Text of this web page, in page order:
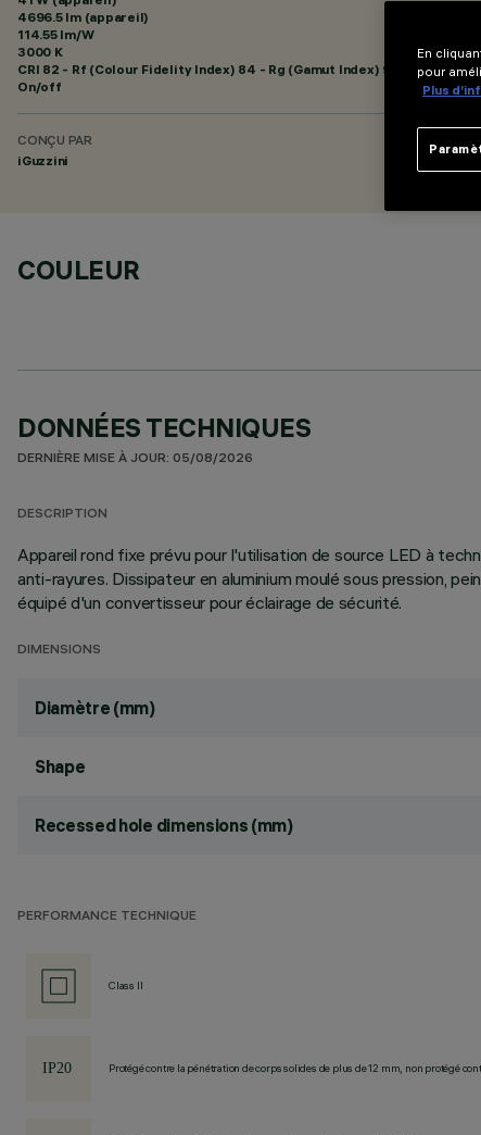
4696.5 lm (appareil)
114.55 lm/W
3000 K
CRI 82 - Rf (Colour Fidelity Index) 84 - Rg (Gamut Index) 95
On/off
CONÇU PAR
iGuzzini
COULEUR
DONNÉES TECHNIQUES
DERNIÈRE MISE À JOUR: 05/08/2026
DESCRIPTION
Appareil rond fixe prévu pour l'utilisation de source LED à
anti-rayures. Dissipateur en aluminium moulé sous pression,
équipé d'un convertisseur pour éclairage de sécurité.
DIMENSIONS
Diamètre (mm)
Shape
Recessed hole dimensions (mm)
PERFORMANCE TECHNIQUE
Class II
Protégé contre la pénétration de corps solides de plus de 12 mm, non protégé
En
pour
Plus